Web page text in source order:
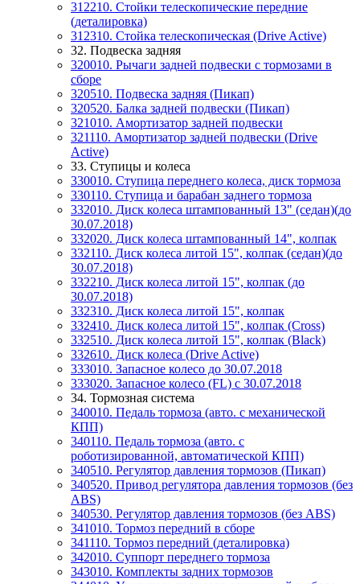
312210. Стойки телескопические передние
(деталировка)
312310. Стойка телескопическая (Drive Active)
32. Подвеска задняя
320010. Рычаги задней подвески с тормозами в
сборе
320510. Подвеска задняя (Пикап)
320520. Балка задней подвески (Пикап)
321010. Амортизатор задней подвески
321110. Амортизатор задней подвески (Drive
Active)
33. Ступицы и колеса
330010. Ступица переднего колеса, диск тормоза
330110. Ступица и барабан заднего тормоза
332010. Диск колеса штампованный 13" (седан)(до
30.07.2018)
332020. Диск колеса штампованный 14", колпак
332110. Диск колеса литой 15", колпак (седан)(до
30.07.2018)
332210. Диск колеса литой 15", колпак (до
30.07.2018)
332310. Диск колеса литой 15", колпак
332410. Диск колеса литой 15", колпак (Cross)
332510. Диск колеса литой 15", колпак (Вlack)
332610. Диск колеса (Drive Active)
333010. Запасное колесо до 30.07.2018
333020. Запасное колесо (FL) c 30.07.2018
34. Тормозная система
340010. Педаль тормоза (авто. с механической
КПП)
340110. Педаль тормоза (авто. с
роботизированной, автоматической КПП)
340510. Регулятор давления тормозов (Пикап)
340520. Привод регулятора давления тормозов (без
ABS)
340530. Регулятор давления тормозов (без ABS)
341010. Тормоз передний в сборе
341110. Тормоз передний (деталировка)
342010. Суппорт переднего тормоза
343010. Комплекты задних тормозов